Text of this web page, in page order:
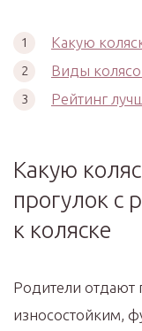
Какую
Виды
Рейтинг
Какую
прогулок с
к коляске
Родители отдают
износостойким,